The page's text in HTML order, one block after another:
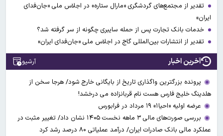
تقدیر از مجتمع‌های گردشگری «مارال ستاره» در اجلاس ملی «جان‌فدای
ایران»
خدمات بانک تجارت پس از حمله سایبری چگونه از سر گرفته شد؟
تقدیر از انتشارات بین‌المللی گاج در اجلاس ملی «جان‌فدای ایران»
آخرین اخبار آرشیو
پرونده بزرگترین واگذاری تاریخ از بایگانی خارج شود/ هرجا سخن از
هلدینگ خلیج فارس هست نام قربانزاده می درخشد!
عرضه اولیه «احیا۱» ۱۹ مرداد در فرابورس
بررسی صورت‌های مالی ۳ ماهه نخست ۱۴۰۵ نشان داد/ تغییر مثبت در
عملکرد مالی بانک صادرات ایران/ درآمد عملیاتی ۸۰ درصد رشد کرد